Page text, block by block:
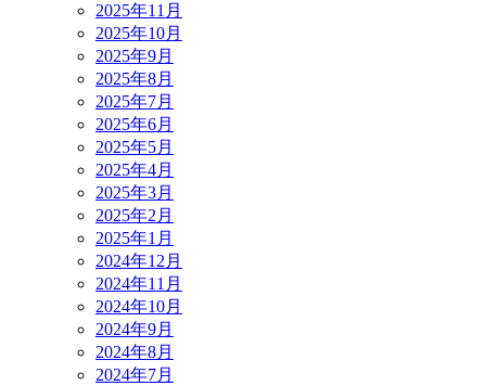
2025年11月
2025年10月
2025年9月
2025年8月
2025年7月
2025年6月
2025年5月
2025年4月
2025年3月
2025年2月
2025年1月
2024年12月
2024年11月
2024年10月
2024年9月
2024年8月
2024年7月